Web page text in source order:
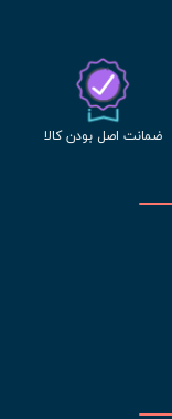
ضمانت اصل بودن کالا